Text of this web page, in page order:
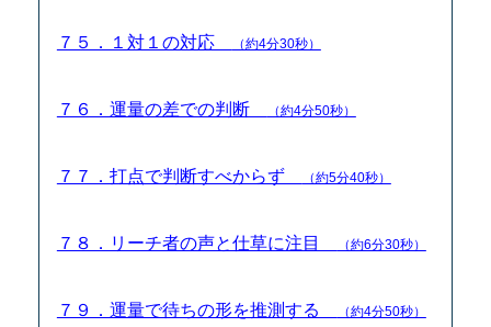
７５．１対１の対応 （約4分30秒）
７６．運量の差での判断 （約4分50秒）
７７．打点で判断すべからず （約5分40秒）
７８．リーチ者の声と仕草に注目 （約6分30秒）
７９．運量で待ちの形を推測する （約4分50秒）